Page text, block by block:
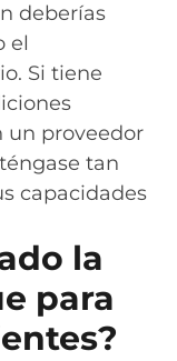
deberías
el
Si tiene
un proveedor
tan
capacidades
la
para